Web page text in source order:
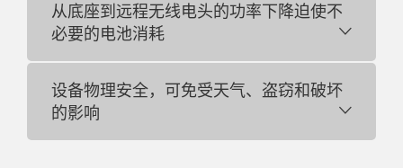
从底座到远程无线电头的功率下降迫使不
必要的电池消耗
设备物理安全，可免受天气、盗窃和破坏
的影响